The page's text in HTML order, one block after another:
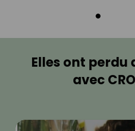
Elles ont perdu
avec